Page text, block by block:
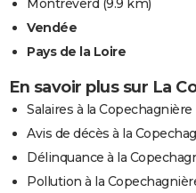
Montréverd (9.9 km)
Vendée
Pays de la Loire
En savoir plus sur La
Salaires à la Copechagnière
Avis de décès à la
Délinquance à la
Pollution à la